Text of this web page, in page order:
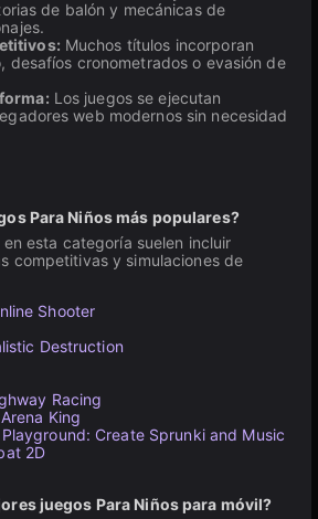
de balón y mecánicas de
Muchos títulos incorporan
desafíos cronometrados o evasión de
Los juegos se ejecutan
web modernos sin necesidad
Para Niños más populares?
esta categoría suelen incluir
competitivas y simulaciones de
Shooter
Destruction
Racing
King
Create Sprunki and Music
2D
juegos Para Niños para móvil?